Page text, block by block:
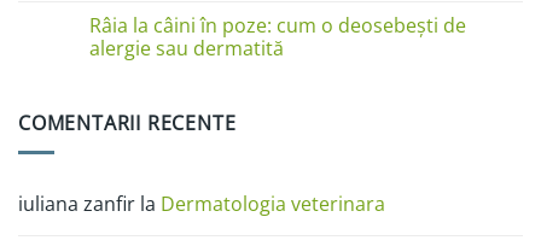
ciupercă,
alergii
și
câini
în
poze:
ciuperca
la
Test
anticorpi
pisică
Râia la câini în poze: cum o deosebești de
alergie sau dermatită
Râia
cum
o
COMENTARII RECENTE
iuliana zanfir la Dermatologia veterinara